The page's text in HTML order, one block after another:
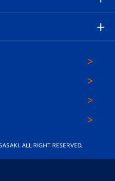
しガイド
ALL RIGHT RESERVED.